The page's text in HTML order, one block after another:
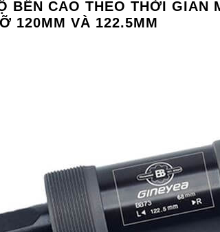
BỀN CAO THEO THỜI
120MM VÀ 122.5MM